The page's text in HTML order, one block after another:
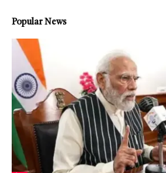
Popular News